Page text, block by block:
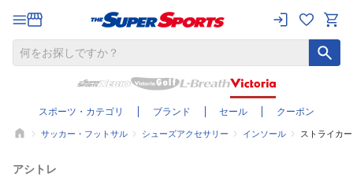
スポーツ・カテゴリ ブランド セール クーポン
サッカー・フットサル シューズアクセサリー インソール ストライカ
アシトレ